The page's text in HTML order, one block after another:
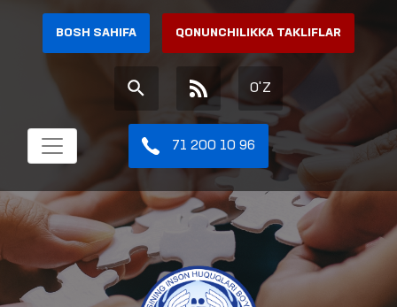
BOSH SAHIFA QONUNCHILIKKA TAKLIFLAR
O'Z
71 200 10 96